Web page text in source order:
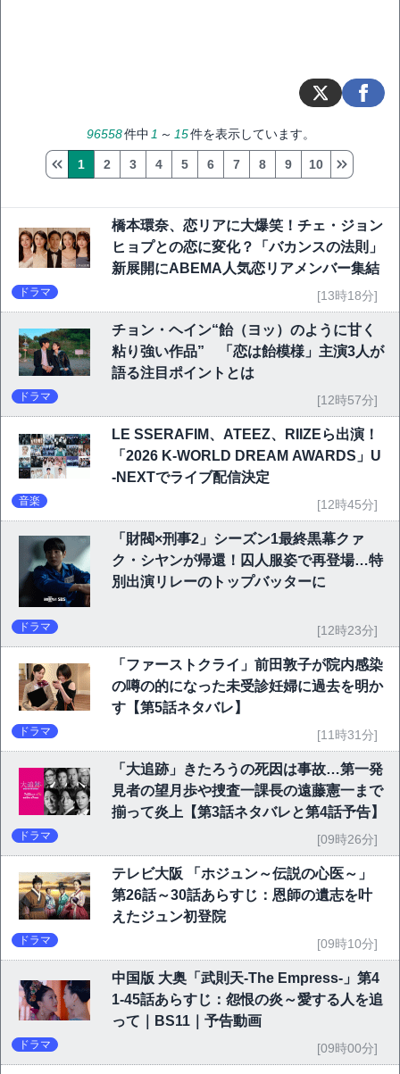
96558件中 1 ～ 15件を表示しています。
1 2 3 4 5 6 7 8 9 10
橋本環奈、恋リアに大爆笑！チェ・ジョン
ヒョプとの恋に変化？「バカンスの法則」
新展開にABEMA人気恋リアメンバー集結
ドラマ [13時18分]
チョン・ヘイン“飴（ヨッ）のように甘く
粘り強い作品” 「恋は飴模様」主演3人が
語る注目ポイントとは
ドラマ [12時57分]
LE SSERAFIM、ATEEZ、RIIZEら出演！
「2026 K-WORLD DREAM AWARDS」U
-NEXTでライブ配信決定
音楽 [12時45分]
「財閥×刑事2」シーズン1最終黒幕クァ
ク・シヤンが帰還！囚人服姿で再登場…特
別出演リレーのトップバッターに
ドラマ [12時23分]
「ファーストクライ」前田敦子が院内感染
の噂の的になった未受診妊婦に過去を明か
す【第5話ネタバレ】
ドラマ [11時31分]
「大追跡」きたろうの死因は事故…第一発
見者の望月歩や捜査一課長の遠藤憲一まで
揃って炎上【第3話ネタバレと第4話予告】
ドラマ [09時26分]
テレビ大阪 「ホジュン～伝説の心医～」
第26話～30話あらすじ：恩師の遺志を叶
えたジュン初登院
ドラマ [09時10分]
中国版 大奥「武則天-The Empress-」第4
1-45話あらすじ：怨恨の炎～愛する人を追
って｜BS11｜予告動画
ドラマ [09時00分]